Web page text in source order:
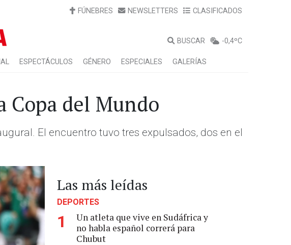
FÚNEBRES NEWSLETTERS CLASIFICADOS
BUSCAR -0,4ºC
ESPECTÁCULOS GÉNERO ESPECIALES GALERÍAS
Copa del Mundo
El encuentro tuvo tres expulsados, dos en el
Las más leídas
DEPORTES
1
Un atleta que vive en Sudáfrica y
no habla español correrá para
Chubut